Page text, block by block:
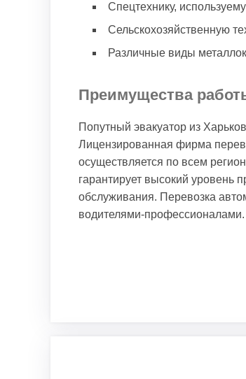
Спецтехнику,
Сельскохозяйственную
Различные виды
Преимущества
Попутный эвакуатор из
Лицензированная фирма
осуществляется по всем
гарантирует высокий уровень
обслуживания. Перевозка
водителями-профессионалами.